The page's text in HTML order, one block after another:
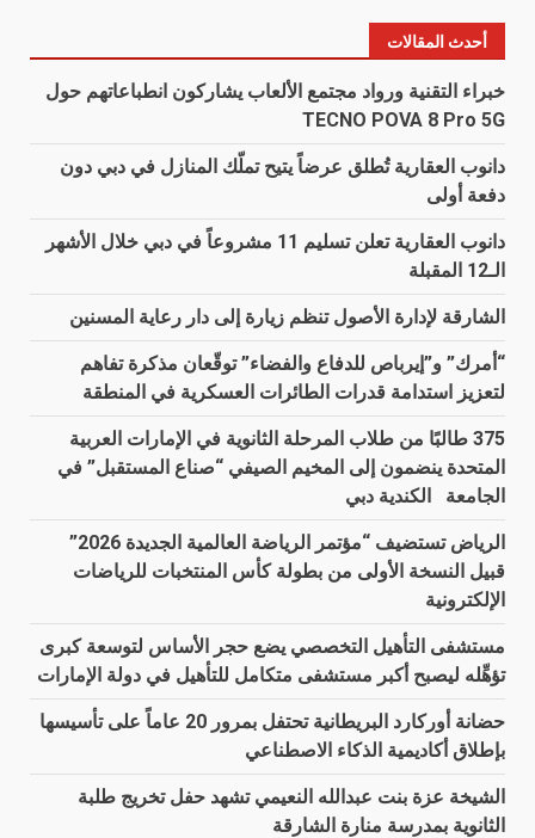
أحدث المقالات
خبراء التقنية ورواد مجتمع الألعاب يشاركون انطباعاتهم حول
TECNO POVA 8 Pro 5G
دانوب العقارية تُطلق عرضاً يتيح تملّك المنازل في دبي دون
دفعة أولى
دانوب العقارية تعلن تسليم 11 مشروعاً في دبي خلال الأشهر
الـ12 المقبلة
الشارقة لإدارة الأصول تنظم زيارة إلى دار رعاية المسنين
“أمرك” و”إيرباص للدفاع والفضاء” توقّعان مذكرة تفاهم
لتعزيز استدامة قدرات الطائرات العسكرية في المنطقة
375 طالبًا من طلاب المرحلة الثانوية في الإمارات العربية
المتحدة ينضمون إلى المخيم الصيفي “صناع المستقبل” في
الجامعة الكندية دبي
الرياض تستضيف “مؤتمر الرياضة العالمية الجديدة 2026”
قبيل النسخة الأولى من بطولة كأس المنتخبات للرياضات
الإلكترونية
مستشفى التأهيل التخصصي يضع حجر الأساس لتوسعة كبرى
تؤهِّله ليصبح أكبر مستشفى متكامل للتأهيل في دولة الإمارات
حضانة أوركارد البريطانية تحتفل بمرور 20 عاماً على تأسيسها
بإطلاق أكاديمية الذكاء الاصطناعي
الشيخة عزة بنت عبدالله النعيمي تشهد حفل تخريج طلبة
الثانوية بمدرسة منارة الشارقة